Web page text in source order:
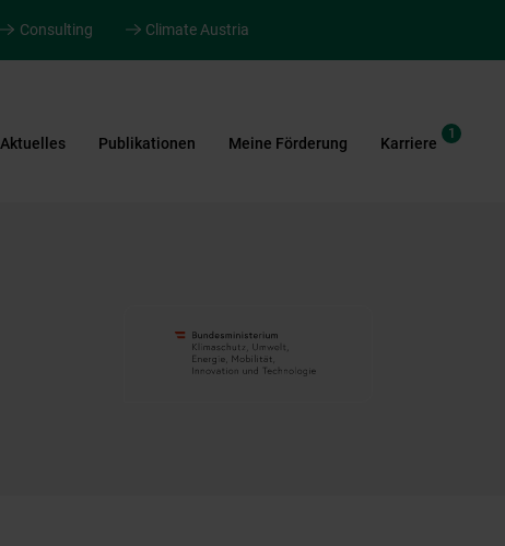
Consulting Climate Austria
Aktuelles Publikationen Meine Förderung Karriere
1